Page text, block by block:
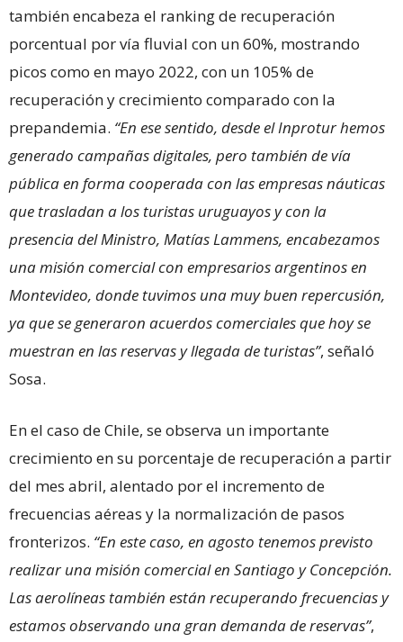
también encabeza el ranking de recuperación
porcentual por vía fluvial con un 60%, mostrando
picos como en mayo 2022, con un 105% de
recuperación y crecimiento comparado con la
prepandemia. “En ese sentido, desde el Inprotur hemos
generado campañas digitales, pero también de vía
pública en forma cooperada con las empresas náuticas
que trasladan a los turistas uruguayos y con la
presencia del Ministro, Matías Lammens, encabezamos
una misión comercial con empresarios argentinos en
Montevideo, donde tuvimos una muy buen repercusión,
ya que se generaron acuerdos comerciales que hoy se
muestran en las reservas y llegada de turistas”, señaló
Sosa.
En el caso de Chile, se observa un importante
crecimiento en su porcentaje de recuperación a partir
del mes abril, alentado por el incremento de
frecuencias aéreas y la normalización de pasos
fronterizos. “En este caso, en agosto tenemos previsto
realizar una misión comercial en Santiago y Concepción.
Las aerolíneas también están recuperando frecuencias y
estamos observando una gran demanda de reservas”,